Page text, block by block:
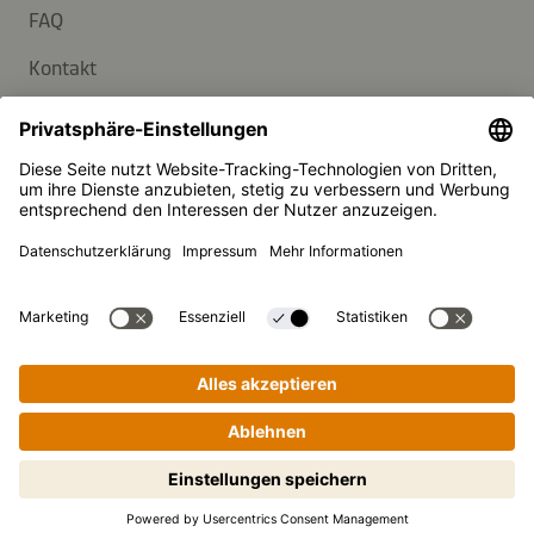
Schritt-für-Schritt-Kochen leicht
gemacht! Zum Starten antippen.
FAQ
Kontakt
Newsletter
Presse
Kikkoman ist ein eingetragenes Warenzeichen der Kikkoman
© Kikkoman Trading Europe GmbH 2023 – 2026
Theodorstraße 180, 40472 Düsseldorf, Germany
Privatsphäre-Einstellungen
Impressum
Datenschutzerklärung